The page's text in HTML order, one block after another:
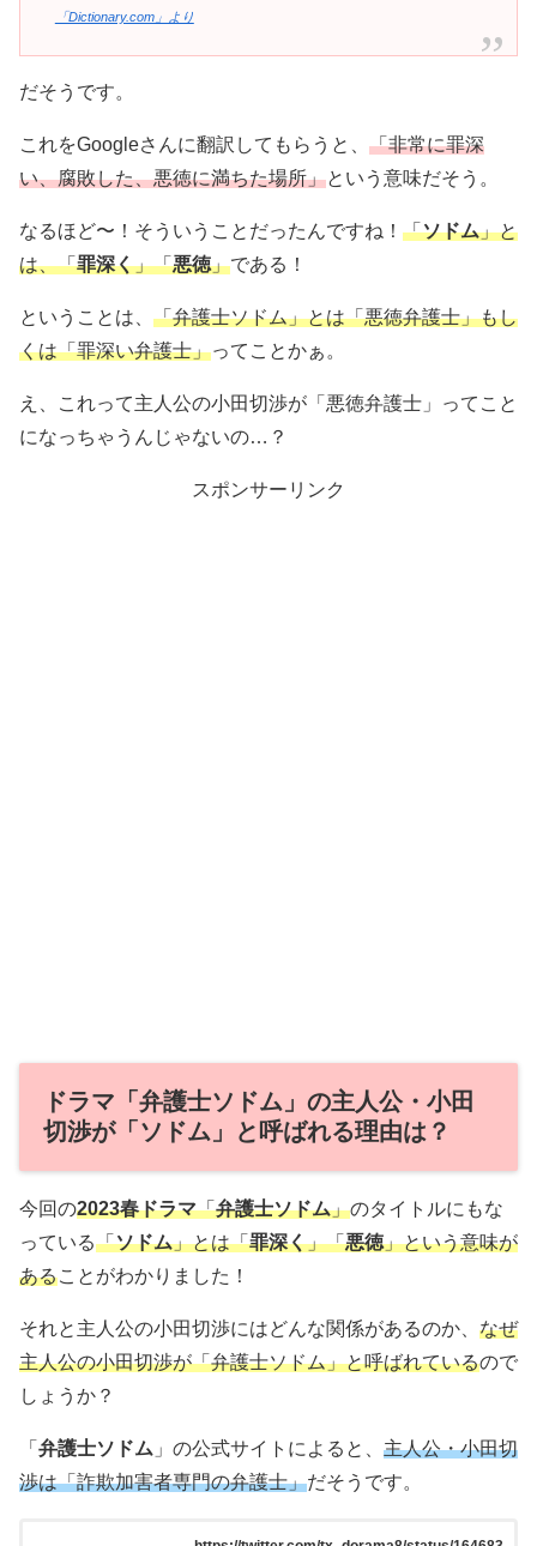
「Dictionary.com」より
だそうです。
これをGoogleさんに翻訳してもらうと、 「非常に罪深
い、腐敗した、悪徳に満ちた場所」という意味だそう。
なるほど〜！そういうことだったんですね！ 「ソドム」と
は、「罪深く」「悪徳」である！
ということは、 「弁護士ソドム」とは「悪徳弁護士」もし
くは「罪深い弁護士」ってことかぁ。
え、これって主人公の小田切渉が「悪徳弁護士」ってこと
になっちゃうんじゃないの…？
スポンサーリンク
ドラマ「弁護士ソドム」の主人公・小田
切渉が「ソドム」と呼ばれる理由は？
今回の2023春ドラマ「弁護士ソドム」のタイトルにもな
っている「ソドム」とは「罪深く」「悪徳」という意味が
あることがわかりました！
それと主人公の小田切渉にはどんな関係があるのか、 なぜ
主人公の小田切渉が「弁護士ソドム」と呼ばれているので
しょうか？
「 弁護士ソドム 」の公式サイトによると、 主人公・小田切
渉は「詐欺加害者専門の弁護士」だそうです。